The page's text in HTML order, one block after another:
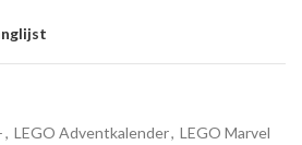
, LEGO Adventkalender, LEGO Marvel